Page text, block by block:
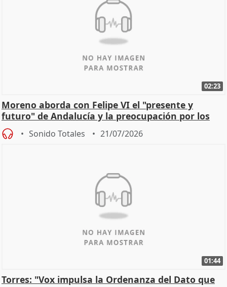
02:23
Moreno aborda con Felipe VI el "presente y
futuro" de Andalucía y la preocupación por los
incendios
Sonido Totales 21/07/2026
01:44
Torres: "Vox impulsa la Ordenanza del Dato que